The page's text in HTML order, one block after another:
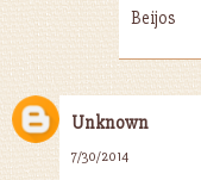
Beijos
Unknown
7/30/2014